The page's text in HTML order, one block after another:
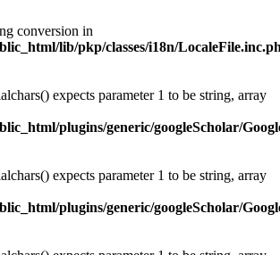
conversion in
lib/pkp/classes/i18n/
expects parameter 1 to be string, array
plugins/generic/googleScholar/
expects parameter 1 to be string, array
plugins/generic/googleScholar/